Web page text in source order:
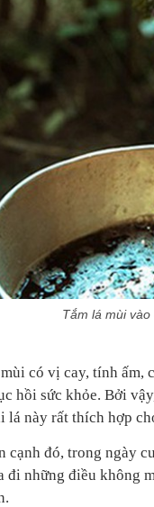
Tắm lá mùi
có vị cay, tính ấm,
hồi sức khỏe. Bởi
lá này rất thích hợp
cạnh đó, trong ngày
đi những điều không